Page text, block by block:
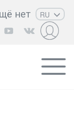
нет
RU
EN
KZ
AZ